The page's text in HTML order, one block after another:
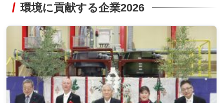
環境に貢献する企業2026